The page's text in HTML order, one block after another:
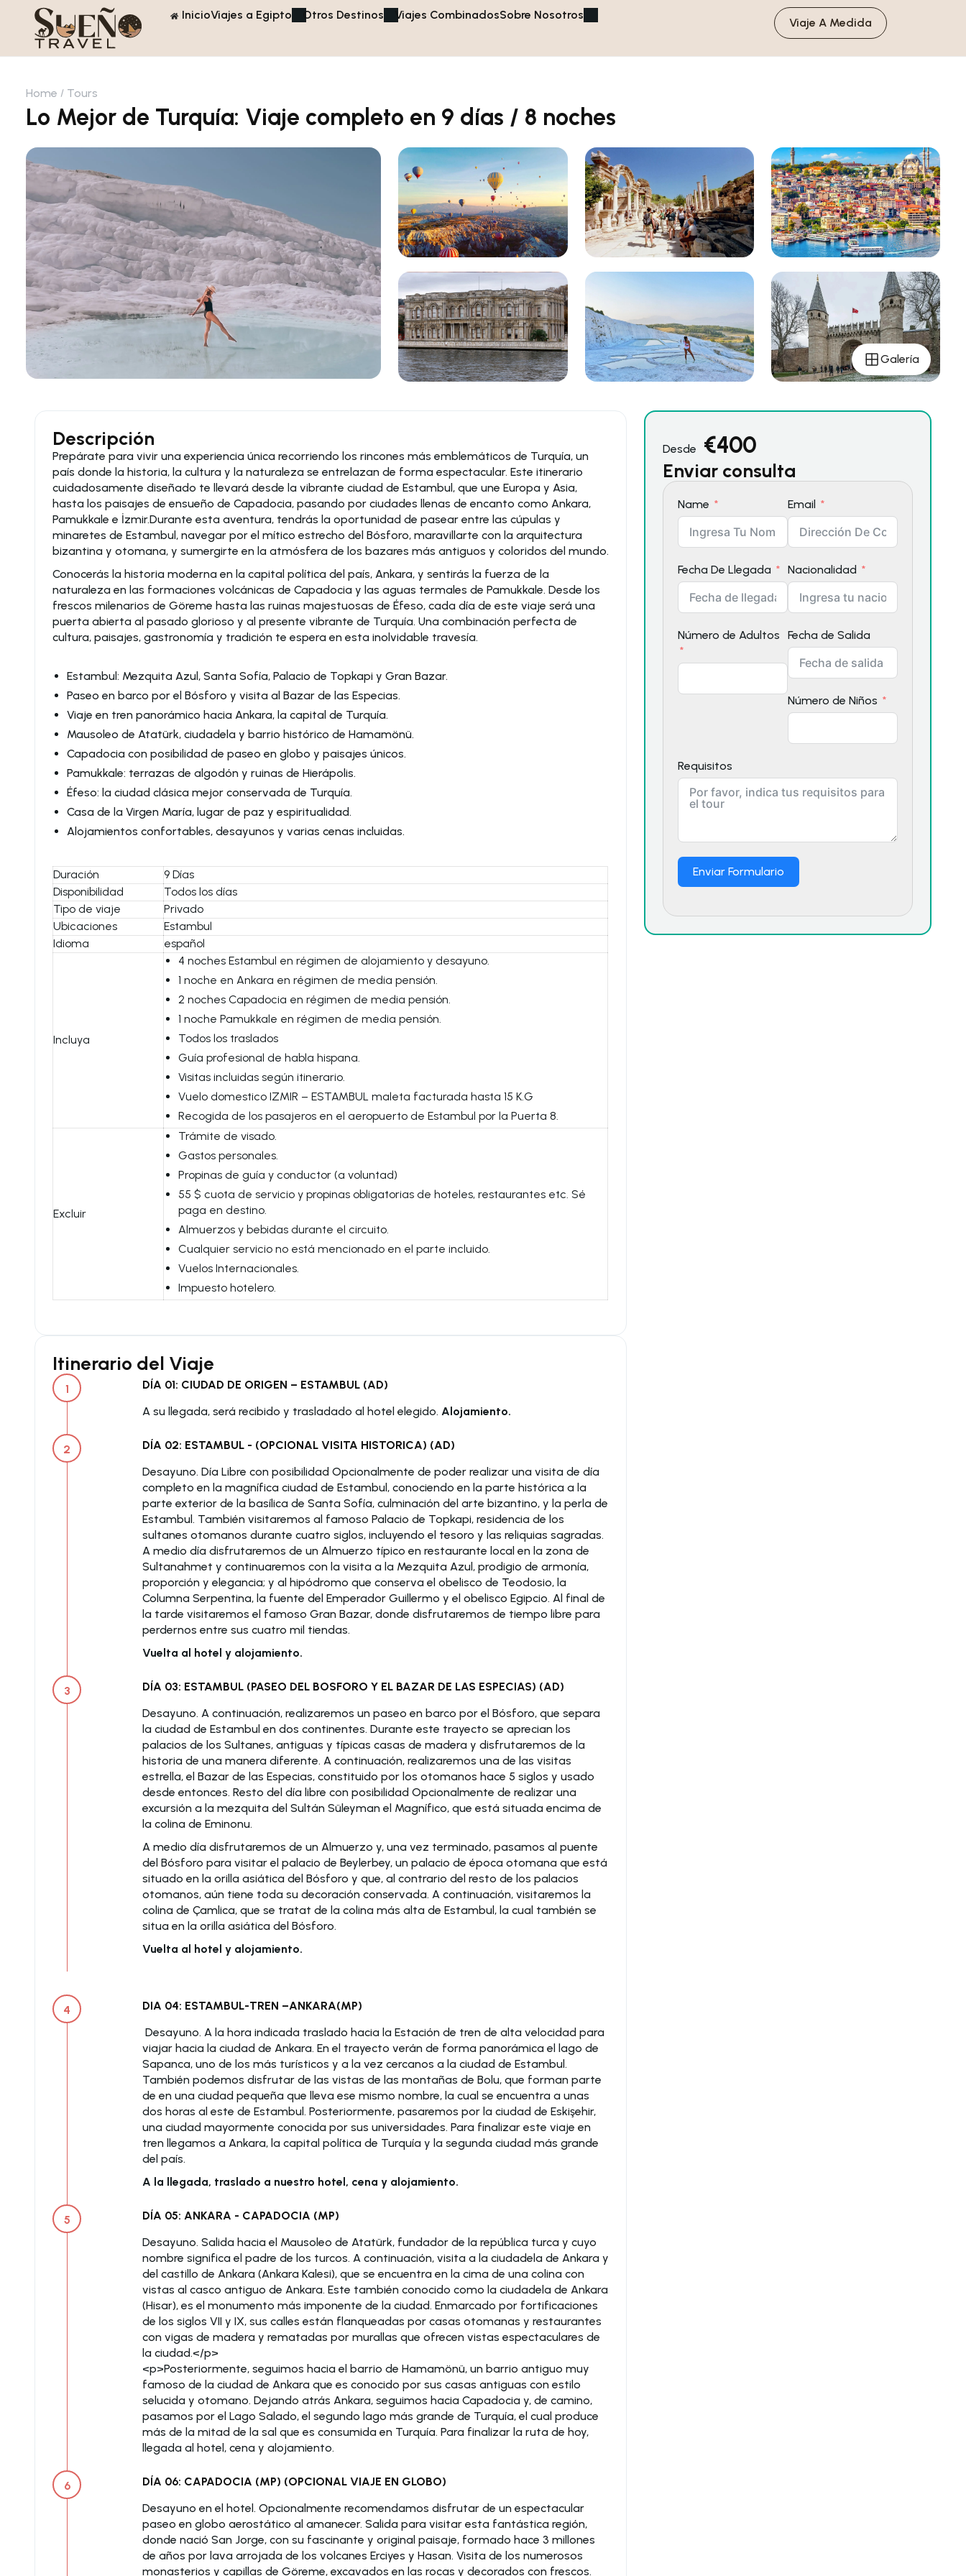
InicioViajes a Egipto Otros Destinos Viajes CombinadosSobre Nosotros
Viaje A Medida
Home Tours
Lo Mejor de Turquía: Viaje completo en 9 días / 8 noches
Galería
Descripción
Prepárate para vivir una experiencia única recorriendo los rincones más emblemáticos de Turquía, un
país donde la historia, la cultura y la naturaleza se entrelazan de forma espectacular. Este itinerario
cuidadosamente diseñado te llevará desde la vibrante ciudad de Estambul, que une Europa y Asia,
hasta los paisajes de ensueño de Capadocia, pasando por ciudades llenas de encanto como Ankara,
Pamukkale e İzmir.Durante esta aventura, tendrás la oportunidad de pasear entre las cúpulas y
minaretes de Estambul, navegar por el mítico estrecho del Bósforo, maravillarte con la arquitectura
bizantina y otomana, y sumergirte en la atmósfera de los bazares más antiguos y coloridos del mundo.
Conocerás la historia moderna en la capital política del país, Ankara, y sentirás la fuerza de la
naturaleza en las formaciones volcánicas de Capadocia y las aguas termales de Pamukkale. Desde los
frescos milenarios de Göreme hasta las ruinas majestuosas de Éfeso, cada día de este viaje será una
puerta abierta al pasado glorioso y al presente vibrante de Turquía. Una combinación perfecta de
cultura, paisajes, gastronomía y tradición te espera en esta inolvidable travesía.
Estambul: Mezquita Azul, Santa Sofía, Palacio de Topkapi y Gran Bazar.
Paseo en barco por el Bósforo y visita al Bazar de las Especias.
Viaje en tren panorámico hacia Ankara, la capital de Turquía.
Mausoleo de Atatürk, ciudadela y barrio histórico de Hamamönü.
Capadocia con posibilidad de paseo en globo y paisajes únicos.
Pamukkale: terrazas de algodón y ruinas de Hierápolis.
Éfeso: la ciudad clásica mejor conservada de Turquía.
Casa de la Virgen María, lugar de paz y espiritualidad.
Alojamientos confortables, desayunos y varias cenas incluidas.
Duración
9 Días
Disponibilidad
Todos los días
Tipo de viaje
Privado
Ubicaciones
Estambul
Idioma
español
Incluya
4 noches Estambul en régimen de alojamiento y desayuno.
1 noche en Ankara en régimen de media pensión.
2 noches Capadocia en régimen de media pensión.
1 noche Pamukkale en régimen de media pensión.
Todos los traslados
Guía profesional de habla hispana.
Visitas incluidas según itinerario.
Vuelo domestico IZMIR – ESTAMBUL maleta facturada hasta 15 K.G
Recogida de los pasajeros en el aeropuerto de Estambul por la Puerta 8.
Excluir
Trámite de visado.
Gastos personales.
Propinas de guía y conductor (a voluntad)
55 $ cuota de servicio y propinas obligatorias de hoteles, restaurantes etc. Sé
paga en destino.
Almuerzos y bebidas durante el circuito.
Cualquier servicio no está mencionado en el parte incluido.
Vuelos Internacionales.
Impuesto hotelero.
Itinerario del Viaje
1
DÍA 01: CIUDAD DE ORIGEN – ESTAMBUL (AD)
A su llegada, será recibido y trasladado al hotel elegido. Alojamiento.
2
DÍA 02: ESTAMBUL - (OPCIONAL VISITA HISTORICA) (AD)
Desayuno. Día Libre con posibilidad Opcionalmente de poder realizar una visita de día
completo en la magnífica ciudad de Estambul, conociendo en la parte histórica a la
parte exterior de la basílica de Santa Sofía, culminación del arte bizantino, y la perla de
Estambul. También visitaremos al famoso Palacio de Topkapi, residencia de los
sultanes otomanos durante cuatro siglos, incluyendo el tesoro y las reliquias sagradas.
A medio día disfrutaremos de un Almuerzo típico en restaurante local en la zona de
Sultanahmet y continuaremos con la visita a la Mezquita Azul, prodigio de armonía,
proporción y elegancia; y al hipódromo que conserva el obelisco de Teodosio, la
Columna Serpentina, la fuente del Emperador Guillermo y el obelisco Egipcio. Al final de
la tarde visitaremos el famoso Gran Bazar, donde disfrutaremos de tiempo libre para
perdernos entre sus cuatro mil tiendas.
Vuelta al hotel y alojamiento.
3
DÍA 03: ESTAMBUL (PASEO DEL BOSFORO Y EL BAZAR DE LAS ESPECIAS) (AD)
Desayuno. A continuación, realizaremos un paseo en barco por el Bósforo, que separa
la ciudad de Estambul en dos continentes. Durante este trayecto se aprecian los
palacios de los Sultanes, antiguas y típicas casas de madera y disfrutaremos de la
historia de una manera diferente. A continuación, realizaremos una de las visitas
estrella, el Bazar de las Especias, constituido por los otomanos hace 5 siglos y usado
desde entonces. Resto del día libre con posibilidad Opcionalmente de realizar una
excursión a la mezquita del Sultán Süleyman el Magnífico, que está situada encima de
la colina de Eminonu.
A medio día disfrutaremos de un Almuerzo y, una vez terminado, pasamos al puente
del Bósforo para visitar el palacio de Beylerbey, un palacio de época otomana que está
situado en la orilla asiática del Bósforo y que, al contrario del resto de los palacios
otomanos, aún tiene toda su decoración conservada. A continuación, visitaremos la
colina de Çamlica, que se tratat de la colina más alta de Estambul, la cual también se
situa en la orilla asiática del Bósforo.
Vuelta al hotel y alojamiento.
4
DIA 04: ESTAMBUL-TREN –ANKARA(MP)
Desayuno. A la hora indicada traslado hacia la Estación de tren de alta velocidad para
viajar hacia la ciudad de Ankara. En el trayecto verán de forma panorámica el lago de
Sapanca, uno de los más turísticos y a la vez cercanos a la ciudad de Estambul.
También podemos disfrutar de las vistas de las montañas de Bolu, que forman parte
de en una ciudad pequeña que lleva ese mismo nombre, la cual se encuentra a unas
dos horas al este de Estambul. Posteriormente, pasaremos por la ciudad de Eskişehir,
una ciudad mayormente conocida por sus universidades. Para finalizar este viaje en
tren llegamos a Ankara, la capital política de Turquía y la segunda ciudad más grande
del país.
A la llegada, traslado a nuestro hotel, cena y alojamiento.
5
DÍA 05: ANKARA - CAPADOCIA (MP)
Desayuno. Salida hacia el Mausoleo de Atatürk, fundador de la república turca y cuyo
nombre significa el padre de los turcos. A continuación, visita a la ciudadela de Ankara y
del castillo de Ankara (Ankara Kalesi), que se encuentra en la cima de una colina con
vistas al casco antiguo de Ankara. Este también conocido como la ciudadela de Ankara
(Hisar), es el monumento más imponente de la ciudad. Enmarcado por fortificaciones
de los siglos VII y IX, sus calles están flanqueadas por casas otomanas y restaurantes
con vigas de madera y rematadas por murallas que ofrecen vistas espectaculares de
la ciudad.</p>
<p>Posteriormente, seguimos hacia el barrio de Hamamönü, un barrio antiguo muy
famoso de la ciudad de Ankara que es conocido por sus casas antiguas con estilo
selucida y otomano. Dejando atrás Ankara, seguimos hacia Capadocia y, de camino,
pasamos por el Lago Salado, el segundo lago más grande de Turquía, el cual produce
más de la mitad de la sal que es consumida en Turquía. Para finalizar la ruta de hoy,
llegada al hotel, cena y alojamiento.
6
DÍA 06: CAPADOCIA (MP) (OPCIONAL VIAJE EN GLOBO)
Desayuno en el hotel. Opcionalmente recomendamos disfrutar de un espectacular
paseo en globo aerostático al amanecer. Salida para visitar esta fantástica región,
donde nació San Jorge, con su fascinante y original paisaje, formado hace 3 millones
de años por lava arrojada de los volcanes Erciyes y Hasan. Visita de los numerosos
monasterios y capillas de Göreme, excavados en las rocas y decorados con frescos.
Desde €400
Enviar consulta
Name
Fecha De Llegada
Número de Adultos
Email
Nacionalidad
Fecha de Salida
Número de Niños
Requisitos
Enviar Formulario